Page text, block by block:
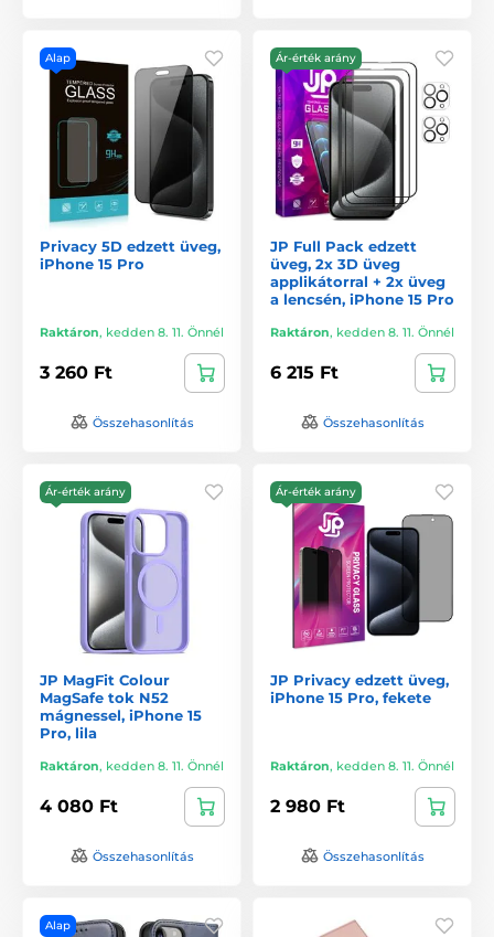
Alap
Privacy 5D edzett üveg,
iPhone 15 Pro
Raktáron, kedden 8. 11. Önnél
3 260 Ft
Összehasonlítás
Ár-érték arány
JP Full Pack edzett
üveg, 2x 3D üveg
applikátorral + 2x üveg
a lencsén, iPhone 15 Pro
Raktáron, kedden 8. 11. Önnél
6 215 Ft
Összehasonlítás
Ár-érték arány
JP MagFit Colour
MagSafe tok N52
mágnessel, iPhone 15
Pro, lila
Raktáron, kedden 8. 11. Önnél
4 080 Ft
Összehasonlítás
Ár-érték arány
JP Privacy edzett üveg,
iPhone 15 Pro, fekete
Raktáron, kedden 8. 11. Önnél
2 980 Ft
Összehasonlítás
Alap